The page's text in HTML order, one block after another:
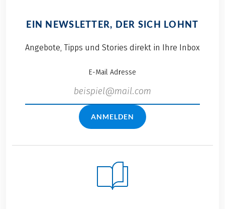
EIN NEWSLETTER, DER SICH LOHNT
Angebote, Tipps und Stories direkt in Ihre Inbox
E-Mail Adresse
ANMELDEN